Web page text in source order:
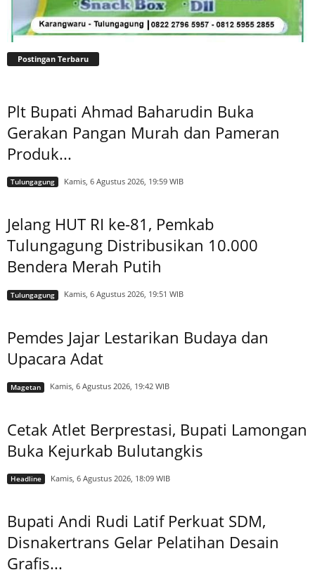
Postingan Terbaru
Plt Bupati Ahmad Baharudin Buka
Gerakan Pangan Murah dan Pameran
Produk...
Tulungagung Kamis, 6 Agustus 2026, 19:59 WIB
Jelang HUT RI ke-81, Pemkab
Tulungagung Distribusikan 10.000
Bendera Merah Putih
Tulungagung Kamis, 6 Agustus 2026, 19:51 WIB
Pemdes Jajar Lestarikan Budaya dan
Upacara Adat
Magetan Kamis, 6 Agustus 2026, 19:42 WIB
Cetak Atlet Berprestasi, Bupati Lamongan
Buka Kejurkab Bulutangkis
Headline Kamis, 6 Agustus 2026, 18:09 WIB
Bupati Andi Rudi Latif Perkuat SDM,
Disnakertrans Gelar Pelatihan Desain
Grafis...